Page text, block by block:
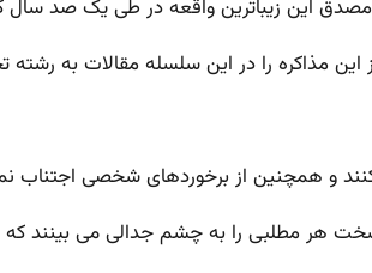
این زیباترین واقعه در طی یک صد سال